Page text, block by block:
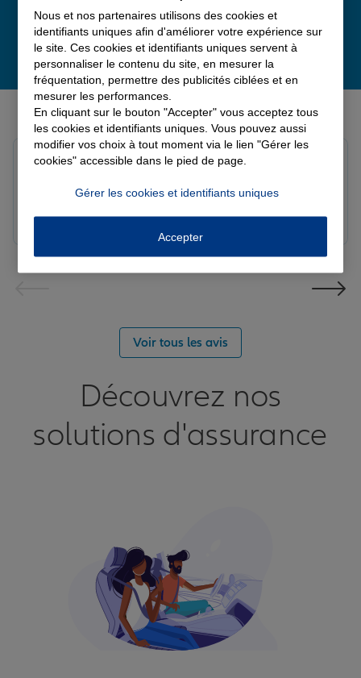
Derniers avis de nos agences Allianz
Le 07/08/2026 - Agence NANTERRE
Réactif et efficace le service impeccable
Yayaya M.
Voir tous les avis
Découvrez nos
solutions d'assurance
Nous et nos partenaires utilisons des cookies et
identifiants uniques afin d'améliorer votre expérience sur
le site. Ces cookies et identifiants uniques servent à
personnaliser le contenu du site, en mesurer la
fréquentation, permettre des publicités ciblées et en
mesurer les performances.
En cliquant sur le bouton "Accepter" vous acceptez tous
les cookies et identifiants uniques. Vous pouvez aussi
modifier vos choix à tout moment via le lien "Gérer les
cookies" accessible dans le pied de page.
Gérer les cookies et identifiants uniques
Accepter